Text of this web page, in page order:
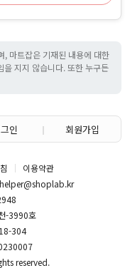
마트잡은 기재된 내용에 대한
지지 않습니다. 또한 누구든
인 회원가입
이용약관
-3990호
304
reserved.